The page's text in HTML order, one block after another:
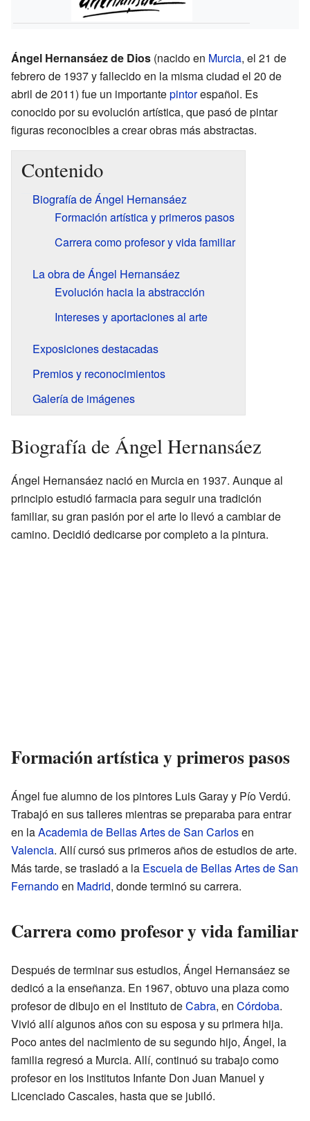
Ángel Hernansáez de Dios (nacido en Murcia, el 21 de
febrero de 1937 y fallecido en la misma ciudad el 20 de
abril de 2011) fue un importantepintorespañol. Es
conocido por su evolución artística, que pasó de pintar
figuras reconocibles a crear obras más abstractas.
Contenido
Biografía de Ángel Hernansáez
Formación artística y primeros pasos
Carrera como profesor y vida familiar
La obra de Ángel Hernansáez
Evolución hacia la abstracción
Intereses y aportaciones al arte
Exposiciones destacadas
Premios y reconocimientos
Galería de imágenes
Biografía de Ángel Hernansáez
Ángel Hernansáez nació en Murcia en 1937. Aunque al
principio estudió farmacia para seguir una tradición
familiar, su gran pasión por el arte lo llevó a cambiar de
camino. Decidió dedicarse por completo a la pintura.
Formación artística y primeros pasos
Ángel fue alumno de los pintores Luis Garay y Pío Verdú.
Trabajó en sus talleres mientras se preparaba para entrar
en laAcademia de Bellas Artes de San Carlosen
Valencia. Allí cursó sus primeros años de estudios de arte.
Más tarde, se trasladó a la Escuela de Bellas Artes de San
Fernandoen Madrid, donde terminó su carrera.
Carrera como profesor y vida familiar
Después de terminar sus estudios, Ángel Hernansáez se
dedicó a la enseñanza. En 1967, obtuvo una plaza como
profesor de dibujo en el Instituto deCabra, en Córdoba.
Vivió allí algunos años con su esposa y su primera hija.
Poco antes del nacimiento de su segundo hijo, Ángel, la
familia regresó a Murcia. Allí, continuó su trabajo como
profesor en los institutos Infante Don Juan Manuel y
Licenciado Cascales, hasta que se jubiló.